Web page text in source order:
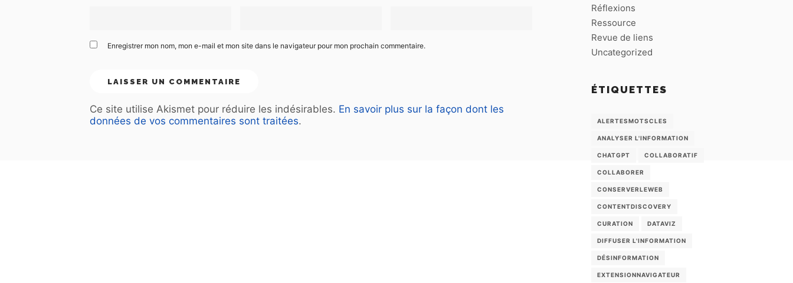
Enregistrer mon nom, mon e-mail et mon site dans le navigateur pour mon prochain commentaire.
Ce site utilise Akismet pour réduire les indésirables. En savoir plus sur la façon dont les
données de vos commentaires sont traitées.
Réflexions
Ressource
Revue de liens
Uncategorized
ÉTIQUETTES
ALERTESMOTSCLES
ANALYSER L'INFORMATION
CHATGPT COLLABORATIF
COLLABORER
CONSERVERLEWEB
CONTENTDISCOVERY
CURATION DATAVIZ
DIFFUSER L'INFORMATION
DÉSINFORMATION
EXTENSIONNAVIGATEUR